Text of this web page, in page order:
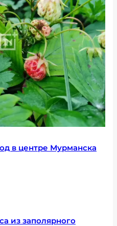
в центре Мурманска
из заполярного